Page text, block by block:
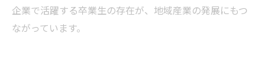
企業で活躍する卒業生の存在が、地域産業の発展にもつ
ながっています。